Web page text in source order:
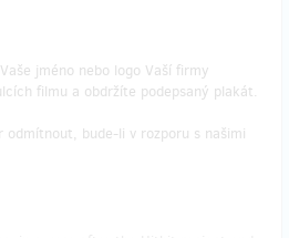
jméno nebo logo Vaší firmy
filmu a obdržíte podepsaný plakát.
odmítnout, bude-li v rozporu s našimi